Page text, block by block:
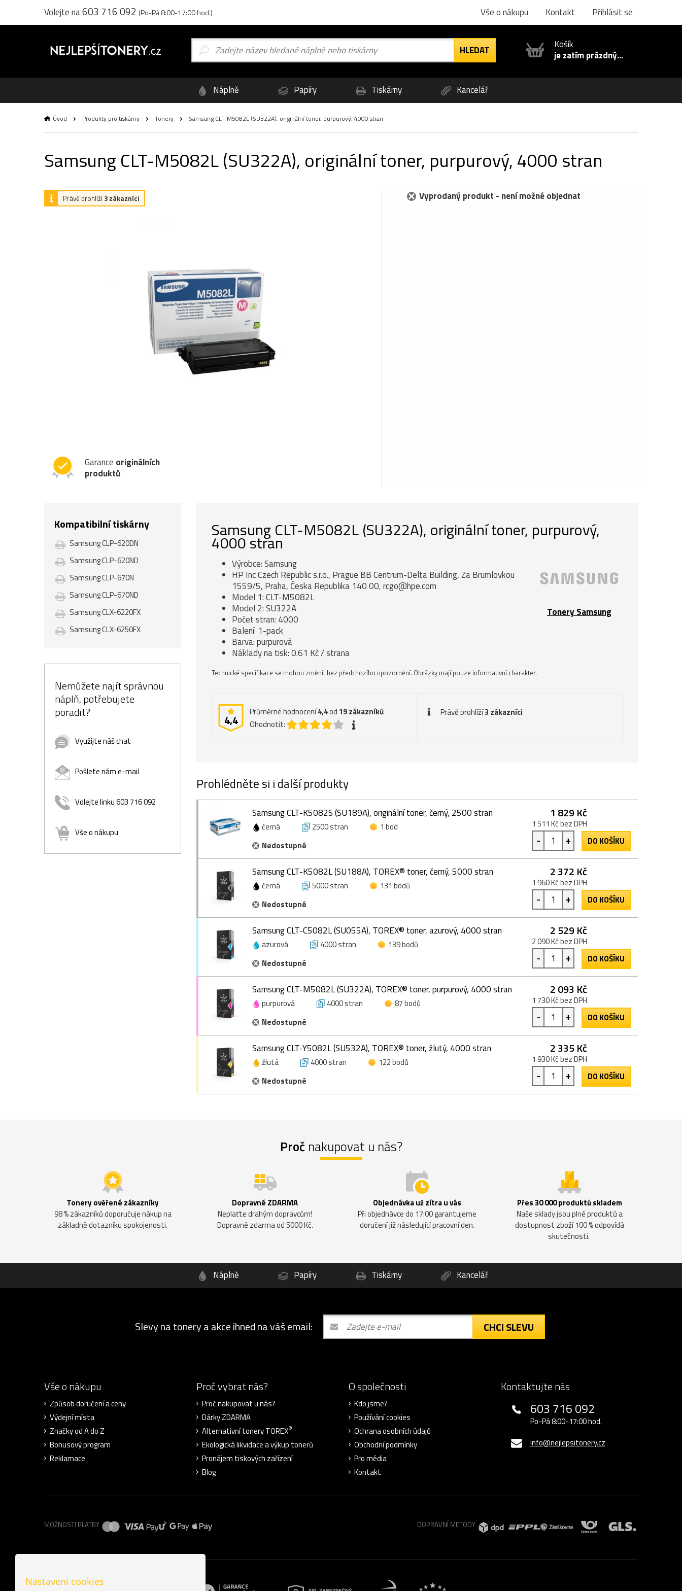
Volejte na603 716 092 (Po-Pá 8:00-17:00 hod.) Vše o nákupu Kontakt Přihlásit se
Košík
je zatím prázdný...
Náplně Papíry Tiskárny Kancelář
Úvod Produkty pro tiskárny Tonery Samsung CLT-M5082L (SU322A), originální toner, purpurový, 4000 stran
Samsung CLT-M5082L (SU322A), originální toner, purpurový, 4000 stran
Právě prohlíží3 zákazníci
Garance originálních
produktů
Vyprodaný produkt - není možné objednat
Kompatibilní tiskárny
Samsung CLP-620DN
Samsung CLP-620ND
Samsung CLP-670N
Samsung CLP-670ND
Samsung CLX-6220FX
Samsung CLX-6250FX
Nemůžete najít správnou
náplň, potřebujete
poradit?
Využijte náš chat
Pošlete nám e-mail
Volejte linku 603 716 092
Vše o nákupu
Samsung CLT-M5082L (SU322A), originální toner, purpurový,
4000 stran
Tonery Samsung
Výrobce: Samsung
HP Inc Czech Republic s.r.o., Prague BB Centrum-Delta Building, Za Brumlovkou
1559/5, Praha, Česka Republika 140 00, rcgo@hpe.com
Model 1: CLT-M5082L
Model 2: SU322A
Počet stran: 4000
Balení: 1-pack
Barva: purpurová
Náklady na tisk: 0.61 Kč / strana
Technické specifikace se mohou změnit bez předchozího upozornění. Obrázky mají pouze informativní charakter.
4,4
Průměrné hodnocení4,4od 19zákazníků
Ohodnotit:
Právě prohlíží3 zákazníci
Prohlédněte si i další produkty
Samsung CLT-K5082S (SU189A), originální toner, černý, 2500 stran
černá 2500 stran
1 bod
Nedostupné
1 829 Kč
1 511 Kč bez DPH
- + DO KOŠÍKU
Samsung CLT-K5082L (SU188A), TOREX® toner, černý, 5000 stran
černá 5000 stran
131 bodů
Nedostupné
2 372 Kč
1 960 Kč bez DPH
- + DO KOŠÍKU
Samsung CLT-C5082L (SU055A), TOREX® toner, azurový, 4000 stran
azurová 4000 stran
139 bodů
Nedostupné
2 529 Kč
2 090 Kč bez DPH
- + DO KOŠÍKU
Samsung CLT-M5082L (SU322A), TOREX® toner, purpurový, 4000 stran
purpurová 4000 stran
87 bodů
Nedostupné
2 093 Kč
1 730 Kč bez DPH
- + DO KOŠÍKU
Samsung CLT-Y5082L (SU532A), TOREX® toner, žlutý, 4000 stran
žlutá 4000 stran
122 bodů
Nedostupné
2 335 Kč
1 930 Kč bez DPH
- + DO KOŠÍKU
Proč nakupovat u nás?
Tonery ověřené zákazníky
98 % zákazníků doporučuje nákup na
základně dotazníku spokojenosti.
Dopravné ZDARMA
Neplaťte drahým dopravcům!
Dopravné zdarma od 5000 Kč.
Objednávka už zítra u vás
Při objednávce do 17:00 garantujeme
doručení již následující pracovní den.
Přes 30 000 produktů skladem
Naše sklady jsou plné produktů a
dostupnost zboží 100 % odpovídá
skutečnosti.
Náplně Papíry Tiskárny Kancelář
Slevy na tonery a akce ihned na váš email: CHCI SLEVU
Vše o nákupu
Způsob doručení a ceny
Výdejní místa
Značky od A do Z
Bonusový program
Reklamace
Proč vybrat nás?
Proč nakupovat u nás?
Dárky ZDARMA
Alternativní tonery TOREX®
Ekologická likvidace a výkup tonerů
Pronájem tiskových zařízení
Blog
O společnosti
Kdo jsme?
Používání cookies
Ochrana osobních údajů
Obchodní podmínky
Pro média
Kontakt
Kontaktujte nás
603 716 092
Po-Pá 8:00-17:00 hod.
info@nejlepsitonery.cz
MOŽNOSTI PLATBY DOPRAVNÍ METODY
Nastavení cookies